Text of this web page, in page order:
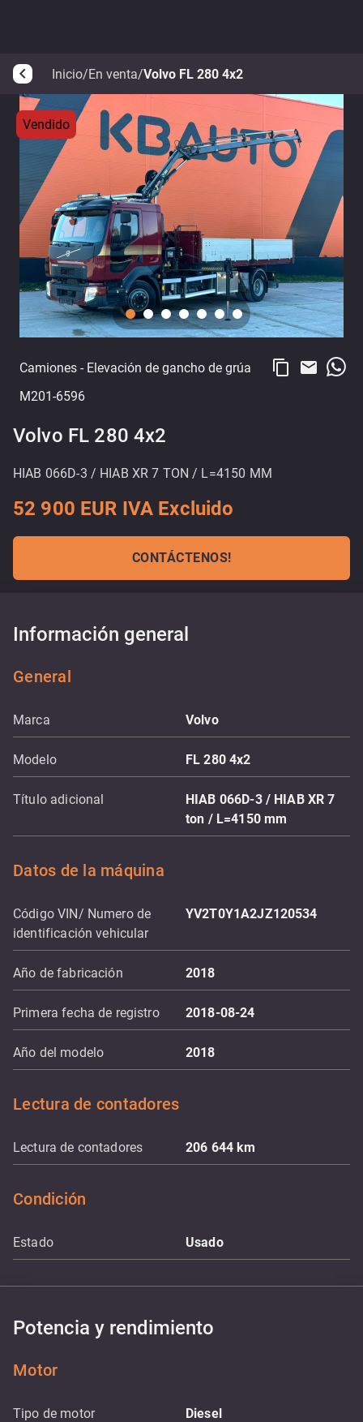
arrow_back_ios Inicio/En venta/Volvo FL 280 4x2
Vendido
Camiones - Elevación de gancho de grúa
M201-6596
content_copy email
Volvo FL 280 4x2
HIAB 066D-3 / HIAB XR 7 TON / L=4150 MM
52 900 EUR IVA Excluido
CONTÁCTENOS!
Información general
General
Marca Volvo
Modelo FL 280 4x2
Título adicional
HIAB 066D-3 / HIAB XR 7
ton / L=4150 mm
Datos de la máquina
Código VIN/ Numero de
identificación vehicular
YV2T0Y1A2JZ120534
Año de fabricación 2018
Primera fecha de registro 2018-08-24
Año del modelo 2018
Lectura de contadores
Lectura de contadores 206 644km
Condición
Estado Usado
Potencia y rendimiento
Motor
Tipo de motor Diesel